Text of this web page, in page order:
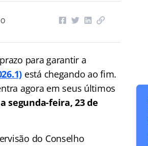
0
para garantir a
está chegando ao fim.
agora em seus últimos
segunda-feira, 23 de
do Conselho